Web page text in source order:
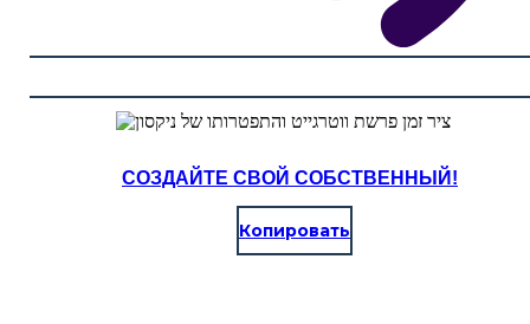
СОЗДАЙТЕ СВОЙ СОБСТВЕННЫЙ!
Копировать